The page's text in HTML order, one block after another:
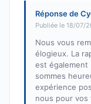
Réponse de
Publiée le 18/07/
Nous vous
élogieux. La
est également
sommes
expérience
nous pour vos